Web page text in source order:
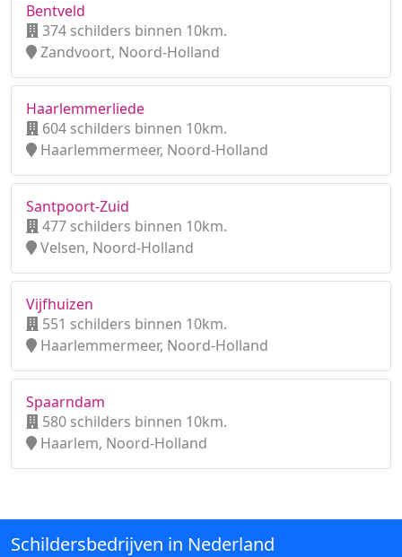
Bentveld
374 schilders binnen 10km.
Zandvoort, Noord-Holland
Haarlemmerliede
604 schilders binnen 10km.
Haarlemmermeer, Noord-Holland
Santpoort-Zuid
477 schilders binnen 10km.
Velsen, Noord-Holland
Vijfhuizen
551 schilders binnen 10km.
Haarlemmermeer, Noord-Holland
Spaarndam
580 schilders binnen 10km.
Haarlem, Noord-Holland
Schildersbedrijven in Nederland